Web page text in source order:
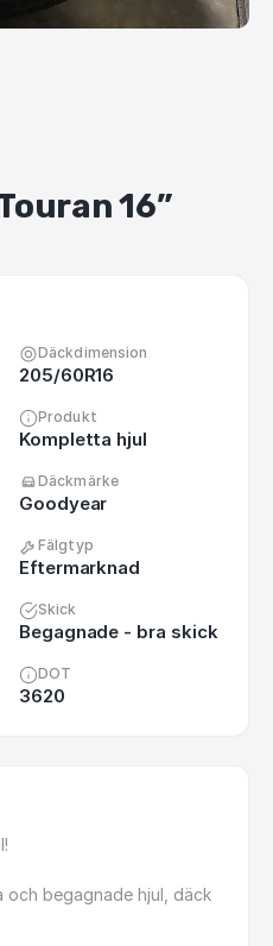
16”
Däckdimension
205/60R16
Produkt
Kompletta hjul
Däckmärke
Goodyear
Fälgtyp
Eftermarknad
Skick
Begagnade - bra skick
DOT
3620
och begagnade hjul, däck